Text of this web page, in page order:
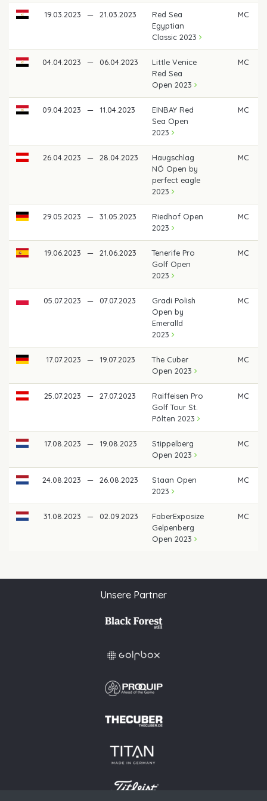
19.03.2023 — 21.03.2023
Red Sea
Egyptian
Classic 2023
MC
04.04.2023 — 06.04.2023
Little Venice
Red Sea
Open 2023
MC
09.04.2023 — 11.04.2023
EINBAY Red
Sea Open
2023
MC
26.04.2023 — 28.04.2023
Haugschlag
NÖ Open by
perfect eagle
2023
MC
29.05.2023 — 31.05.2023
Riedhof Open
2023
MC
19.06.2023 — 21.06.2023
Tenerife Pro
Golf Open
2023
MC
05.07.2023 — 07.07.2023
Gradi Polish
Open by
Emeralld
2023
MC
17.07.2023 — 19.07.2023
The Cuber
Open 2023
MC
25.07.2023 — 27.07.2023
Raiffeisen Pro
Golf Tour St.
Pölten 2023
MC
17.08.2023 — 19.08.2023
Stippelberg
Open 2023
MC
24.08.2023 — 26.08.2023
Staan Open
2023
MC
31.08.2023 — 02.09.2023
FaberExposize
Gelpenberg
Open 2023
MC
Unsere Partner